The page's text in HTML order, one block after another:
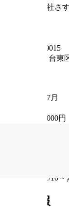
株式会社さ
110-0015
台東
2018年7月
10,000,000円
宝飾品・ブ
2024/01/10 ~
求人情報